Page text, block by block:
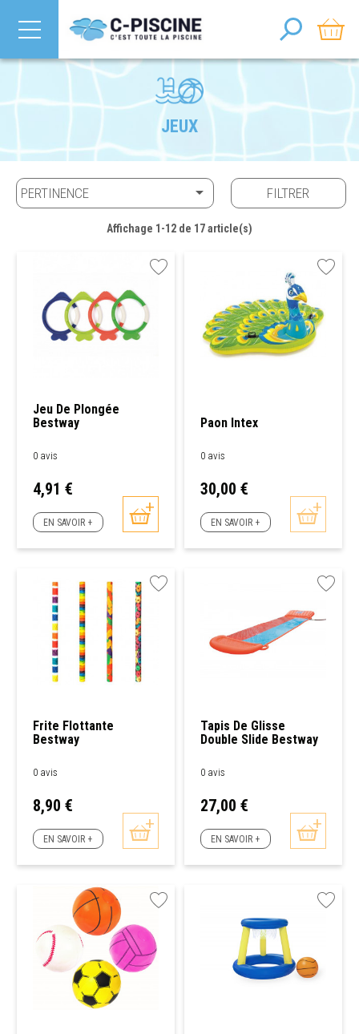
JEUX
PERTINENCE  FILTRER
Affichage 1-12 de 17 article(s)
Jeu De Plongée
Bestway
0 avis
Prix
4,91 €
EN SAVOIR +
Paon Intex
0 avis
Prix
30,00 €
EN SAVOIR +
Frite Flottante
Bestway
0 avis
Prix
8,90 €
EN SAVOIR +
Tapis De Glisse
Double Slide Bestway
0 avis
Prix
27,00 €
EN SAVOIR +